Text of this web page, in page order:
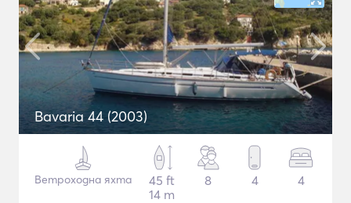
Bavaria 44 (2003)
Ветроходна яхта
45 ft
14 m
8 4 4